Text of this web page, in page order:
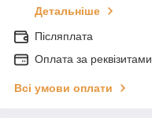
Детальніше
Післяплата
Оплата за реквізитами
Всі умови оплати